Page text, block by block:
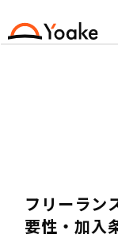
フリーラン
要性・加入